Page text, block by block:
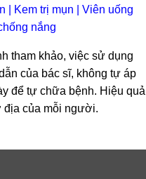
Kem trị mụn
Viên uống
nắng
tham khảo, việc sử dụng
của bác sĩ, không tự áp
để tự chữa bệnh. Hiệu quả
địa của mỗi người.